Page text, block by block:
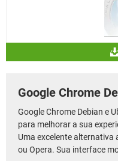
Google Chrome
Google Chrome Debian e
para melhorar a sua
Uma excelente alternativa
ou Opera. Sua interface